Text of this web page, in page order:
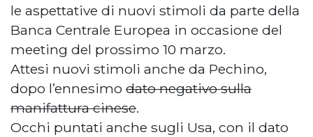
le aspettative di nuovi stimoli da parte della
Banca Centrale Europea in occasione del
meeting del prossimo 10 marzo.
Attesi nuovi stimoli anche da Pechino,
dopo l’ennesimo dato negativo sulla
manifattura cinese.
Occhi puntati anche sugli Usa, con il dato